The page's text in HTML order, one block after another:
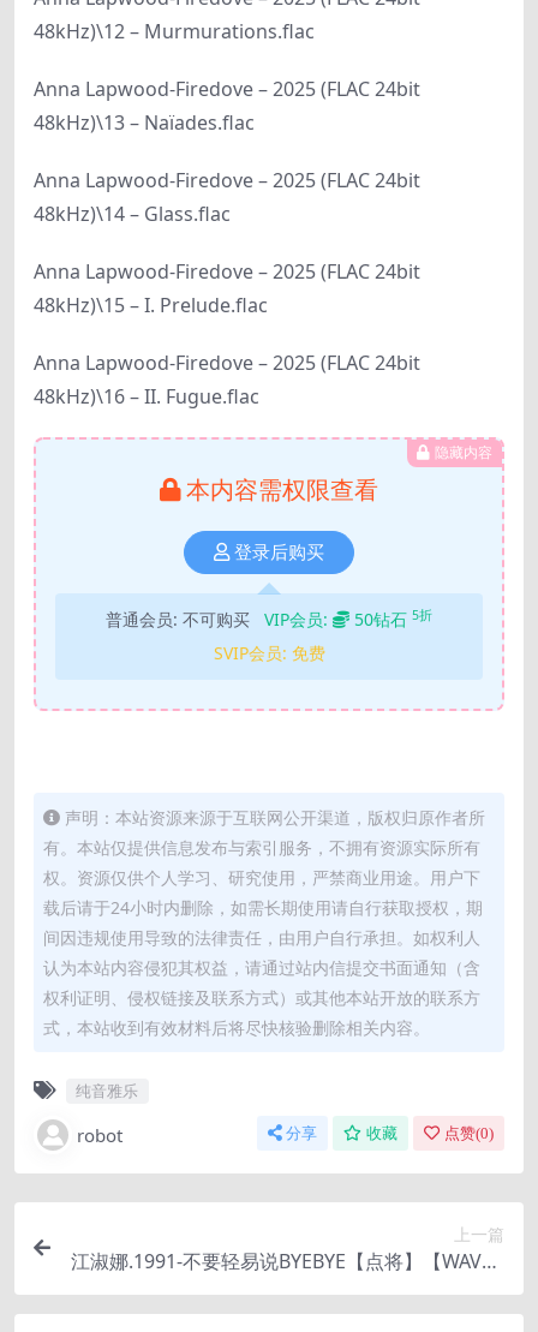
48kHz)\12 – Murmurations.flac
Anna Lapwood-Firedove – 2025 (FLAC 24bit
48kHz)\13 – Naïades.flac
Anna Lapwood-Firedove – 2025 (FLAC 24bit
48kHz)\14 – Glass.flac
Anna Lapwood-Firedove – 2025 (FLAC 24bit
48kHz)\15 – I. Prelude.flac
Anna Lapwood-Firedove – 2025 (FLAC 24bit
48kHz)\16 – II. Fugue.flac
隐藏内容
本内容需权限查看
登录后购买
普通会员: 不可购买 VIP会员: 50钻石 5折
SVIP会员: 免费
声明：本站资源来源于互联网公开渠道，版权归原作者所
有。本站仅提供信息发布与索引服务，不拥有资源实际所有
权。资源仅供个人学习、研究使用，严禁商业用途。用户下
载后请于24小时内删除，如需长期使用请自行获取授权，期
间因违规使用导致的法律责任，由用户自行承担。如权利人
认为本站内容侵犯其权益，请通过站内信提交书面通知（含
权利证明、侵权链接及联系方式）或其他本站开放的联系方
式，本站收到有效材料后将尽快核验删除相关内容。
纯音雅乐
robot 分享 收藏 点赞(0)
上一篇
江淑娜.1991-不要轻易说BYEBYE【点将】【WAV+C
UE】